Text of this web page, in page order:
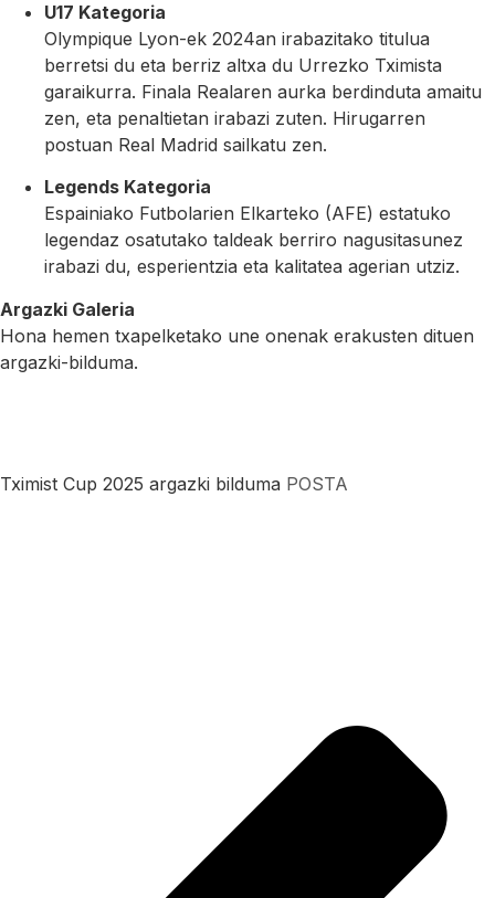
U17 Kategoria
Olympique Lyon-ek 2024an irabazitako titulua
berretsi du eta berriz altxa du Urrezko Tximista
garaikurra. Finala Realaren aurka berdinduta amaitu
zen, eta penaltietan irabazi zuten. Hirugarren
postuan Real Madrid sailkatu zen.
Legends Kategoria
Espainiako Futbolarien Elkarteko (AFE) estatuko
legendaz osatutako taldeak berriro nagusitasunez
irabazi du, esperientzia eta kalitatea agerian utziz.
Argazki Galeria
Hona hemen txapelketako une onenak erakusten dituen
argazki-bilduma.
Tximist Cup 2025 argazki bilduma POSTA